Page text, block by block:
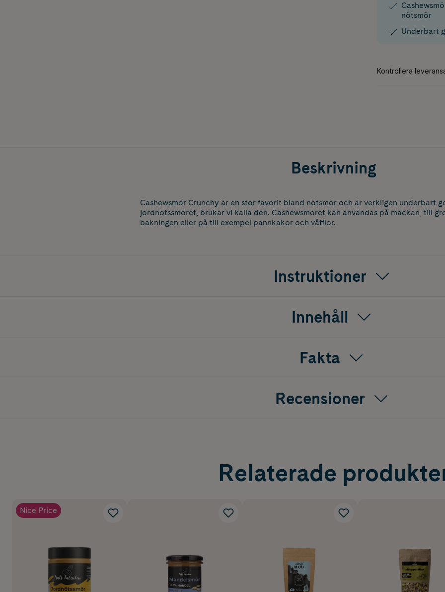
nötsmör
Underbart
Beskrivning
Cashewsmör Crunchy är en stor favorit bland nötsmör och är verkligen underbart
jordnötssmöret, brukar vi kalla den. Cashewsmöret kan användas på mackan, till
bakningen eller på till exempel pannkakor och våfflor.
Instruktioner
Innehåll
Fakta
Recensioner
Relaterade
Nice Price